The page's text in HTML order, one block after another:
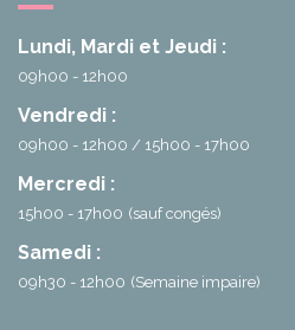
Lundi, Mardi et Jeudi :
09h00 - 12h00
Vendredi :
09h00 - 12h00 15h00 - 17h00
Mercredi :
15h00 - 17h00 (sauf congés)
Samedi :
09h30 - 12h00 (Semaine impaire)